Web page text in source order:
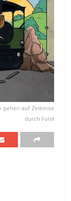
gehen auf Zeitreise
durch Forst